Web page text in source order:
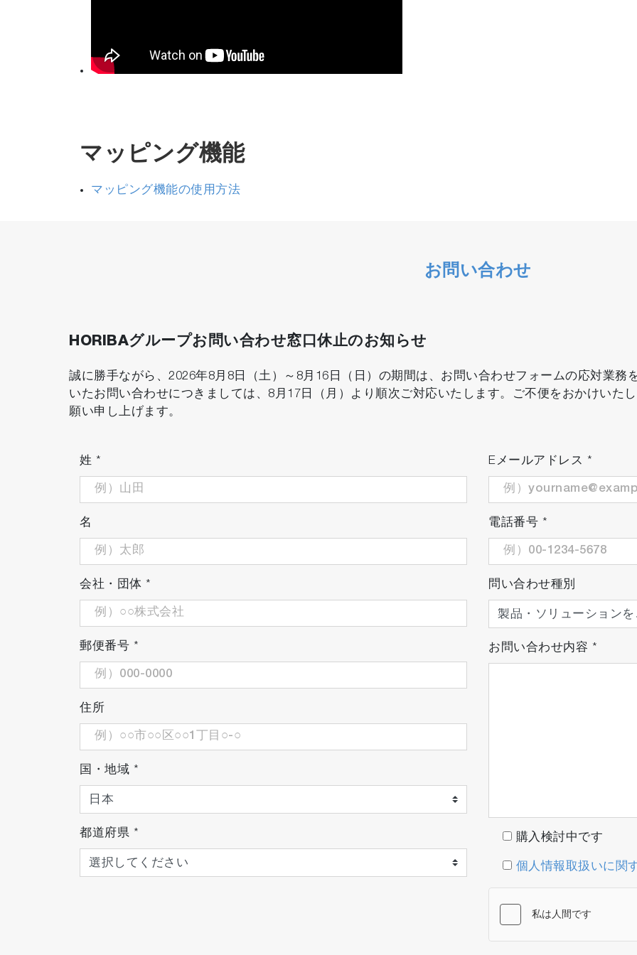
マッピング機能
マッピング機能の使用方法
お問い合わせ
HORIBAグループお問い合わせ窓口休止のお知らせ
誠に勝手ながら、2026年8月8日（土）～8月16日（日）の期間は、お問い合わせフォームの応対業務
いたお問い合わせにつきましては、8月17日（月）より順次ご対応いたします。ご不便をおかけいた
願い申し上げます。
姓 *
名
会社・団体 *
郵便番号 *
住所
国・地域 *
都道府県 *
Eメールアドレス *
電話番号 *
問い合わせ種別
お問い合わせ内容 *
購入検討中です
個人情報取扱いに関